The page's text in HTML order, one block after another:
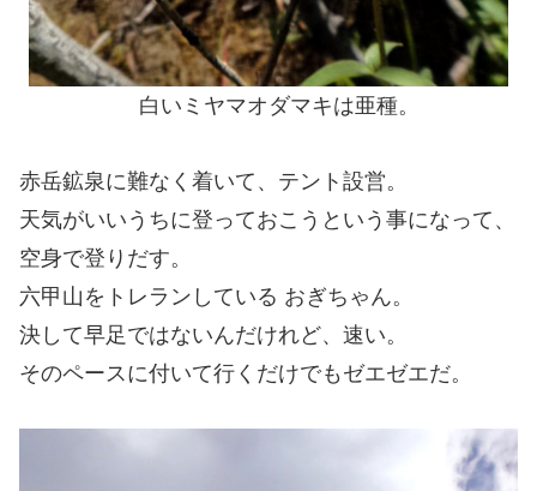
白いミヤマオダマキは亜種。
赤岳鉱泉に難なく着いて、テント設営。
天気がいいうちに登っておこうという事になって、
空身で登りだす。
六甲山をトレランしている おぎちゃん。
決して早足ではないんだけれど、速い。
そのペースに付いて行くだけでもゼエゼエだ。